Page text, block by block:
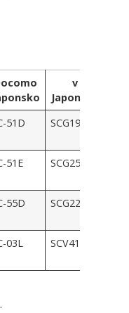
v
Japonsku
51D SCG19
51E SCG25
55D SCG22
03L SCV41